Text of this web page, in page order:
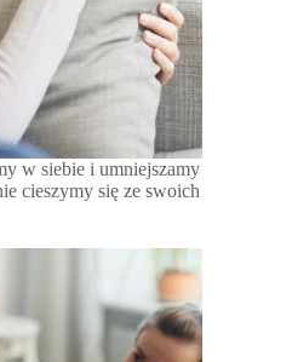
w siebie i umniejszamy
cieszymy się ze swoich